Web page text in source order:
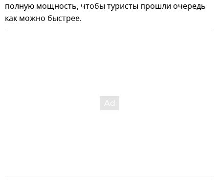
полную мощность, чтобы туристы прошли очередь
как можно быстрее.